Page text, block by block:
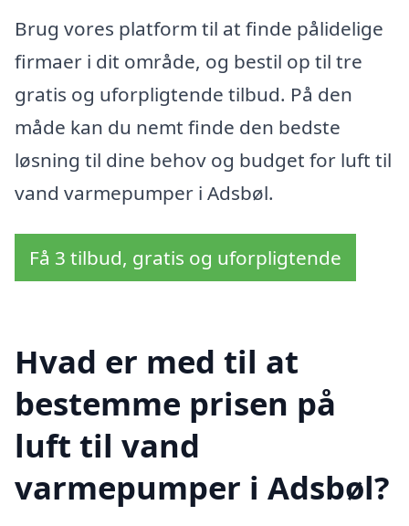
Brug vores platform til at finde pålidelige
firmaer i dit område, og bestil op til tre
gratis og uforpligtende tilbud. På den
måde kan du nemt finde den bedste
løsning til dine behov og budget for luft til
vand varmepumper i Adsbøl.
Få 3 tilbud, gratis og uforpligtende
Hvad er med til at
bestemme prisen på
luft til vand
varmepumper i Adsbøl?